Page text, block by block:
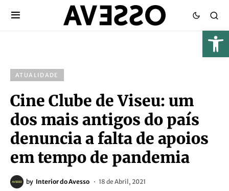
ATUALIDADE
Cine Clube de Viseu: um
dos mais antigos do país
denuncia a falta de apoios
em tempo de pandemia
by Interior do Avesso 18 de Abril, 2021